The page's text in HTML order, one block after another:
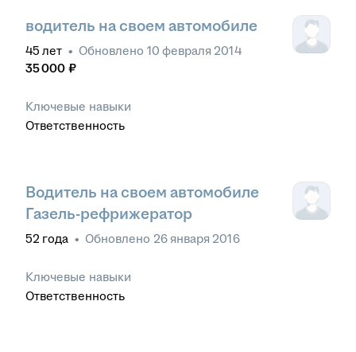
водитель на своем автомобиле
45 лет • Обновлено 10 февраля 2014
35 000 ₽
Ключевые навыки
Ответственность
Водитель на своем автомобиле
Газель-рефрижератор
52 года • Обновлено 26 января 2016
Ключевые навыки
Ответственность